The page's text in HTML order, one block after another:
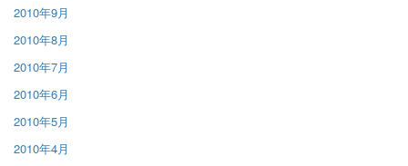
2010年9月
2010年8月
2010年7月
2010年6月
2010年5月
2010年4月